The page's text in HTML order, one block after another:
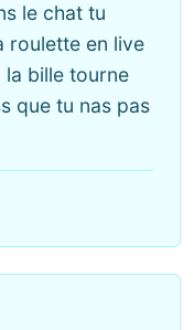
le chat tu
roulette en live
la bille tourne
que tu nas pas